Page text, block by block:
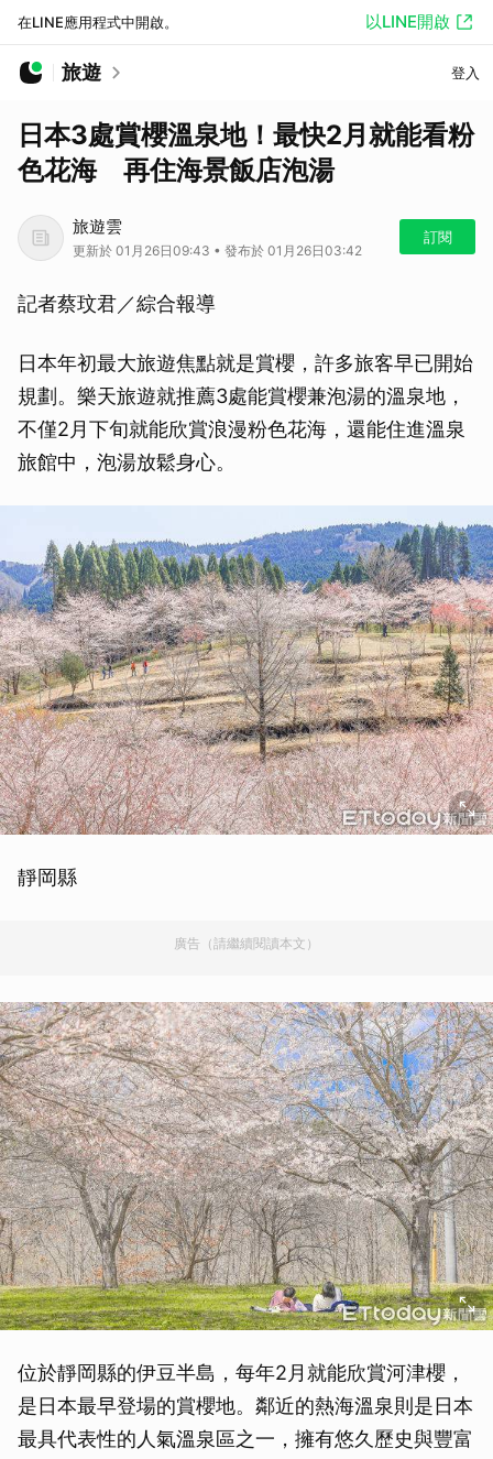
在LINE應用程式中開啟。 以LINE開啟
旅遊 登入
日本3處賞櫻溫泉地！最快2月就能看粉
色花海 再住海景飯店泡湯
旅遊雲
更新於 01月26日09:43 • 發布於 01月26日03:42
訂閱
記者蔡玟君／綜合報導
日本年初最大旅遊焦點就是賞櫻，許多旅客早已開始
規劃。樂天旅遊就推薦3處能賞櫻兼泡湯的溫泉地，
不僅2月下旬就能欣賞浪漫粉色花海，還能住進溫泉
旅館中，泡湯放鬆身心。
靜岡縣
廣告（請繼續閱讀本文）
位於靜岡縣的伊豆半島，每年2月就能欣賞河津櫻，
是日本最早登場的賞櫻地。鄰近的熱海溫泉則是日本
最具代表性的人氣溫泉區之一，擁有悠久歷史與豐富